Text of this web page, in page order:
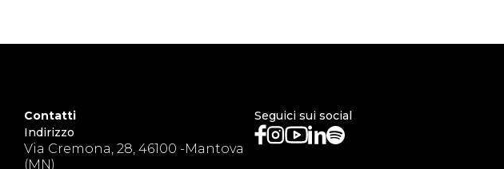
Contatti
Indirizzo
Via Cremona, 28, 46100 -Mantova
(MN)
Seguici sui social